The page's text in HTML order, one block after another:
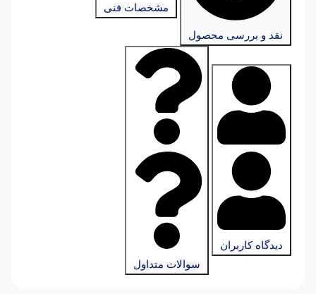
نقد و بررسی محصول
مشخصات فنی
دیدگاه کاربران
سوالات متداول